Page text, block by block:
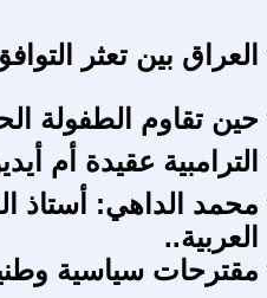
العراق بين تعثر
حين تقاوم الطفولة
الترامبية عقيدة أم
محمد الداهي: أستاذ
العربية..
مقترحات سياسية